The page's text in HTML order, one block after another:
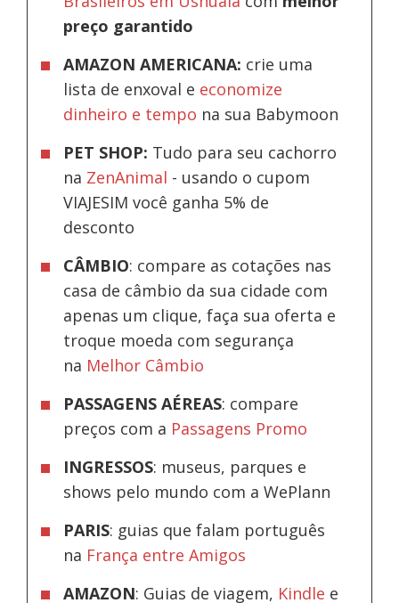
preço garantido
AMAZON AMERICANA: crie uma
lista de enxoval e economize
dinheiro e tempo na sua Babymoon
PET SHOP: Tudo para seu cachorro
na ZenAnimal - usando o cupom
VIAJESIM você ganha 5% de
desconto
CÂMBIO: compare as cotações nas
casa de câmbio da sua cidade com
apenas um clique, faça sua oferta e
troque moeda com segurança
na Melhor Câmbio
PASSAGENS AÉREAS: compare
preços com a Passagens Promo
INGRESSOS: museus, parques e
shows pelo mundo com a WePlann
PARIS: guias que falam português
na França entre Amigos
AMAZON: Guias de viagem, Kindle e